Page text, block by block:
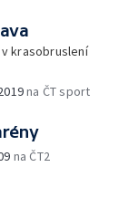
krasobruslení
na ČT sport
na ČT2